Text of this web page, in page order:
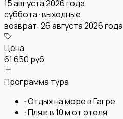
15 августа 2026 года
суббота · выходные
возврат: 26 августа 2026 года
Цена
61 650 руб
Программа тура
·Отдых на море в Гагре
·Пляж в 10 м от отеля